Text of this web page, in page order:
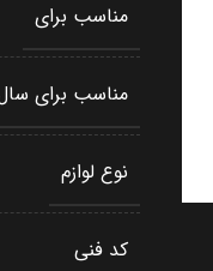
مناسب برای
مناسب برای
نوع لوازم
کد فنی